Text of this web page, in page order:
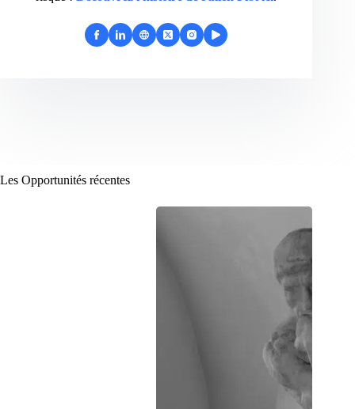
Les Opportunités récentes